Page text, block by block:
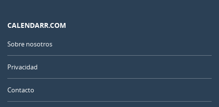
CALENDARR.COM
Sobre nosotros
Privacidad
Contacto